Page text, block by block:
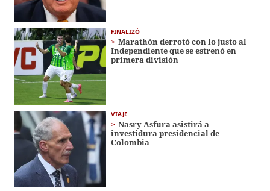
FINALIZÓ
Marathón derrotó con lo justo al
Independiente que se estrenó en
primera división
VIAJE
Nasry Asfura asistirá a
investidura presidencial de
Colombia